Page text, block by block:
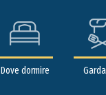
Dove dormire